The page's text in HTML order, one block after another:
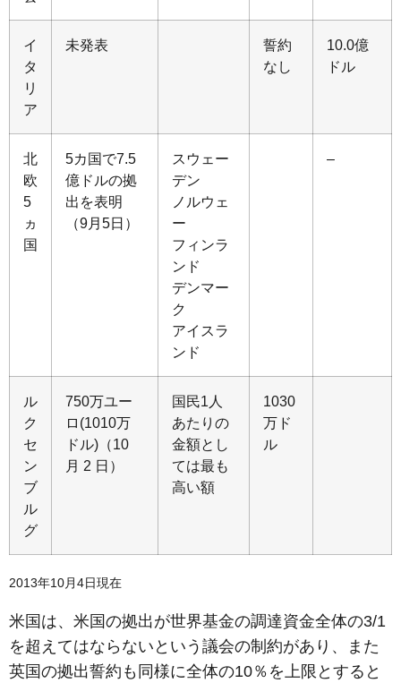
イ
タ
リ
ア
未発表
誓約
なし
10.0億
ドル
北
欧
5
ヵ
国
5カ国で7.5
億ドルの拠
出を表明
（9月5日）
スウェー
デン
ノルウェ
ー
フィンラ
ンド
デンマー
ク
アイスラ
ンド
–
ル
ク
セ
ン
ブ
ル
グ
750万ユー
ロ(1010万
ドル)（10
月 2 日）
国民1人
あたりの
金額とし
ては最も
高い額
1030
万ド
ル
2013年10月4日現在
米国は、米国の拠出が世界基金の調達資金全体の3/1
を超えてはならないという議会の制約があり、また
英国の拠出誓約も同様に全体の10％を上限とすると